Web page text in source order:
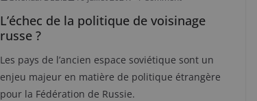
L’échec de la politique de voisinage
russe ?
Les pays de l’ancien espace soviétique sont un
enjeu majeur en matière de politique étrangère
pour la Fédération de Russie.